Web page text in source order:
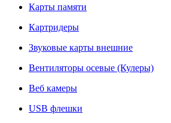
Карты памяти
Картридеры
Звуковые карты внешние
Вентиляторы осевые (Кулеры)
Веб камеры
USB флешки